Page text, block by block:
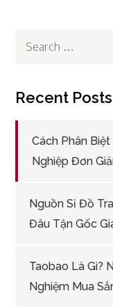
Search
Recent Posts
Cách Phân
Nghiệp Đơn
Nguồn Sỉ Đồ
Đâu Tận Gốc
Taobao Là Gì?
Nghiệm Mua